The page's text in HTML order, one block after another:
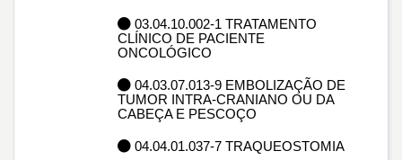
03.04.10.002-1 TRATAMENTO
CLÍNICO DE PACIENTE
ONCOLÓGICO
04.03.07.013-9 EMBOLIZAÇÃO DE
TUMOR INTRA-CRANIANO OU DA
CABEÇA E PESCOÇO
04.04.01.037-7 TRAQUEOSTOMIA